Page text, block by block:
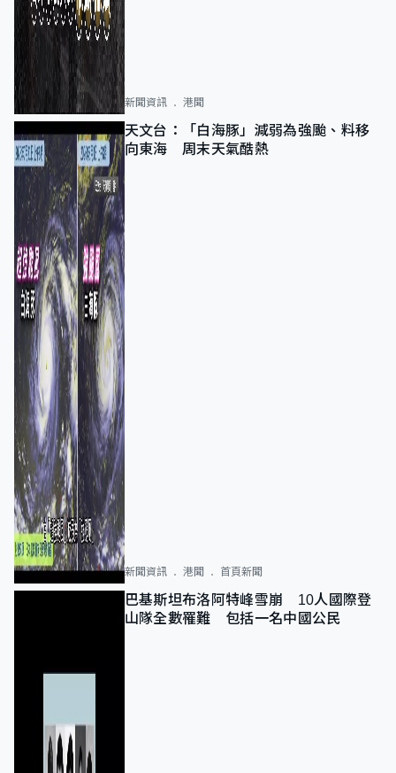
新聞資訊 港聞
天文台：「白海豚」減弱為強颱、料移
向東海 周末天氣酷熱
新聞資訊 港聞 首頁新聞
巴基斯坦布洛阿特峰雪崩 10人國際登
山隊全數罹難 包括一名中國公民